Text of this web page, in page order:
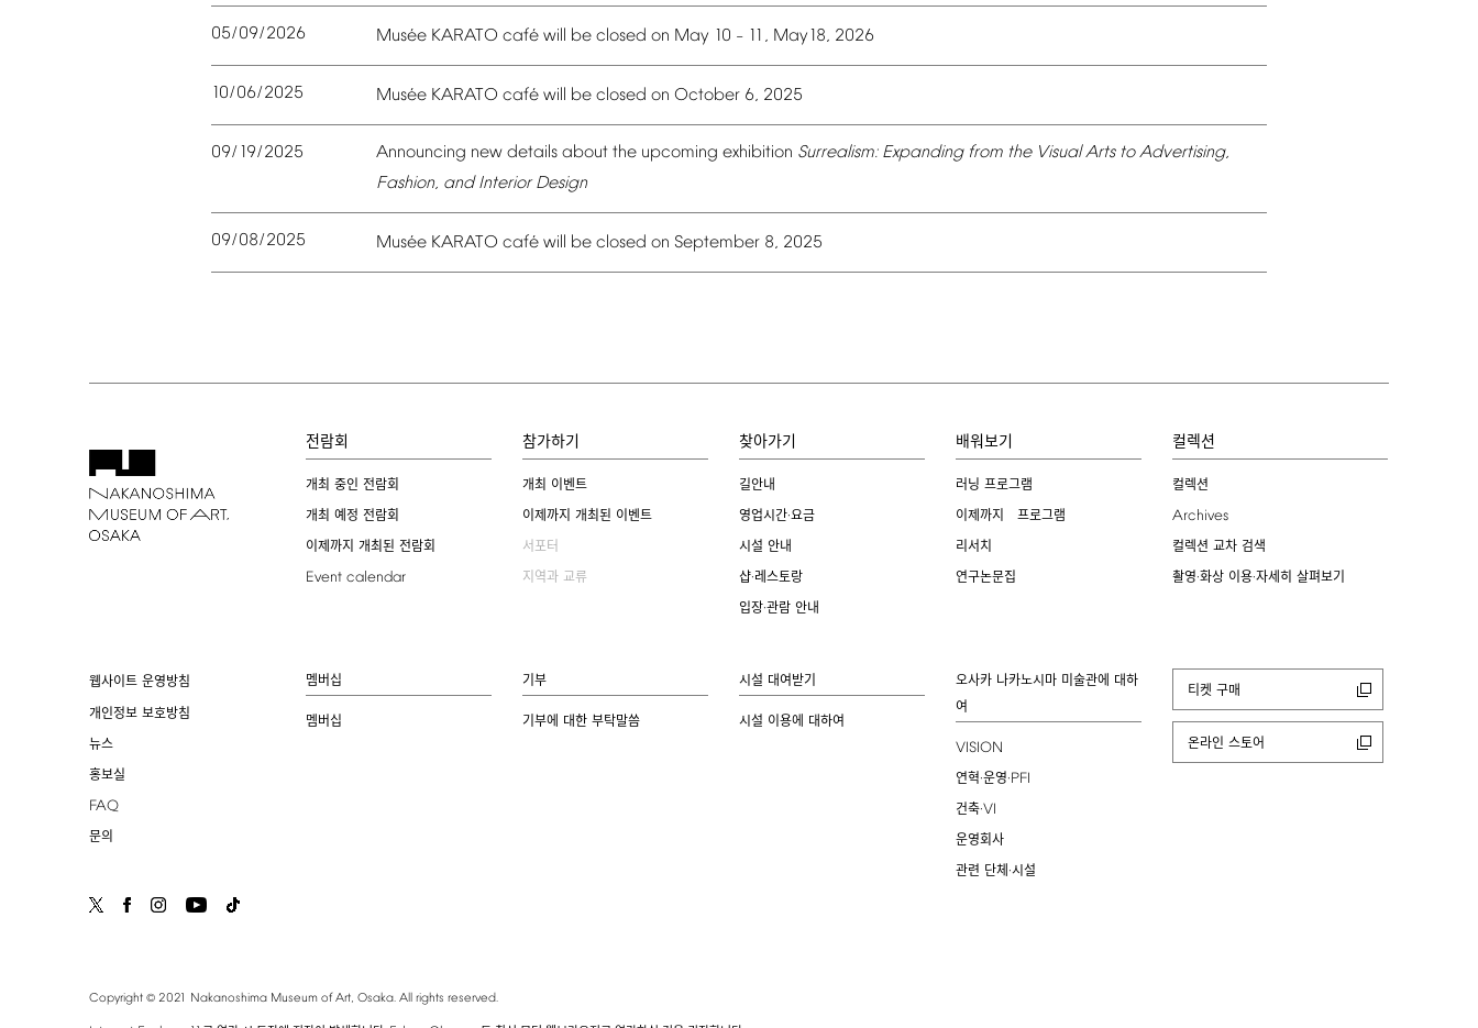
05/09/2026 Musée KARATO café will be closed on May 10 – 11, May18, 2026
10/06/2025 Musée KARATO café will be closed on October 6, 2025
09/19/2025 Announcing new details about the upcoming exhibition Surrealism: Expanding from the Visual Arts to Advertising,
Fashion, and Interior Design
09/08/2025 Musée KARATO café will be closed on September 8, 2025
전람회
개최 중인 전람회
개최 예정 전람회
이제까지 개최된 전람회
Event calendar
참가하기
개최 이벤트
이제까지 개최된 이벤트
서포터
지역과 교류
찾아가기
길안내
영업시간·요금
시설 안내
샵·레스토랑
입장·관람 안내
배워보기
러닝 프로그램
이제까지 프로그램
리서치
연구논문집
컬렉션
컬렉션
Archives
컬렉션 교차 검색
촬영·화상 이용·자세히 살펴보기
웹사이트 운영방침
개인정보 보호방침
뉴스
홍보실
FAQ
문의
멤버십
멤버십
기부
기부에 대한 부탁말씀
시설 대여받기
시설 이용에 대하여
오사카 나카노시마 미술관에 대하
여
VISION
연혁·운영·PFI
건축·VI
운영회사
관련 단체·시설
티켓 구매
온라인 스토어
Copyright© 2021 Nakanoshima Museum of Art, Osaka. All rights reserved.